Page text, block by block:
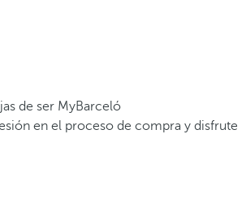
de ser MyBarceló
en el proceso de compra y disfrute